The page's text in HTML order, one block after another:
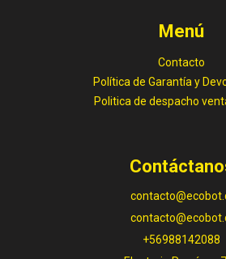
Menú
Contacto
Política de Garantía y
Politica de despacho
+56988142088